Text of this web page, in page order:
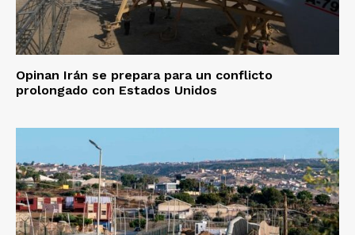
Opinan Irán se prepara para un conflicto
prolongado con Estados Unidos